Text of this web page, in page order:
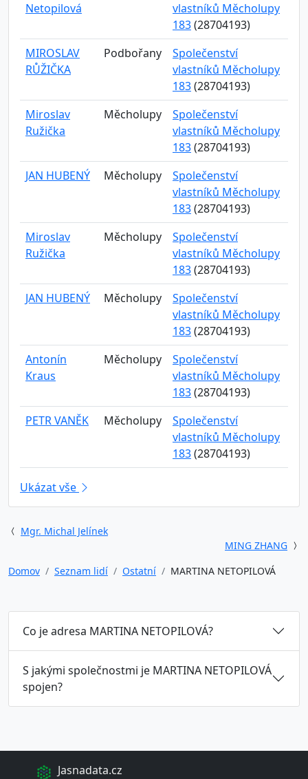
Netopilová
vlastníků Měcholupy
183(28704193)
MIROSLAV
RŮŽIČKA
Podbořany
Společenství
vlastníků Měcholupy
183(28704193)
Miroslav
Ružička
Měcholupy
Společenství
vlastníků Měcholupy
183(28704193)
JAN HUBENÝ
Měcholupy
Společenství
vlastníků Měcholupy
183(28704193)
Miroslav
Ružička
Měcholupy
Společenství
vlastníků Měcholupy
183(28704193)
JAN HUBENÝ
Měcholupy
Společenství
vlastníků Měcholupy
183(28704193)
Antonín
Kraus
Měcholupy
Společenství
vlastníků Měcholupy
183(28704193)
PETR VANĚK
Měcholupy
Společenství
vlastníků Měcholupy
183(28704193)
Ukázat vše
Mgr. Michal Jelínek
MING ZHANG
Domov
Seznam lidí Ostatní MARTINA NETOPILOVÁ
Co je adresa MARTINA NETOPILOVÁ?
S jakými společnostmi je MARTINA NETOPILOVÁ
spojen?
Jasnadata.cz